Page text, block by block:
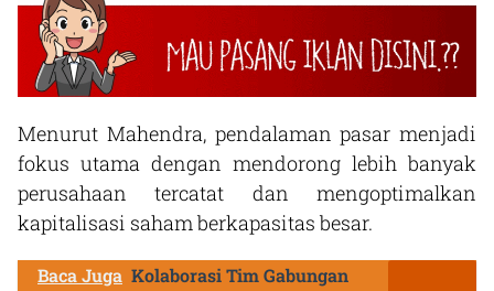
Menurut Mahendra, pendalaman pasar menjadi
fokus utama dengan mendorong lebih banyak
perusahaan tercatat dan mengoptimalkan
kapitalisasi saham berkapasitas besar.
Baca Juga Kolaborasi Tim Gabungan